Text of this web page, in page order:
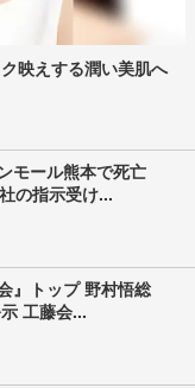
映えする潤い美肌へ
モール熊本で死亡
の指示受け...
』トップ 野村悟総
工藤会...